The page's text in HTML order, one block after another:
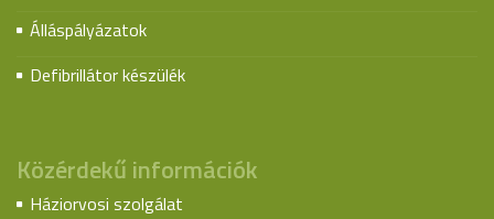
Álláspályázatok
Defibrillátor készülék
Közérdekű információk
Háziorvosi szolgálat